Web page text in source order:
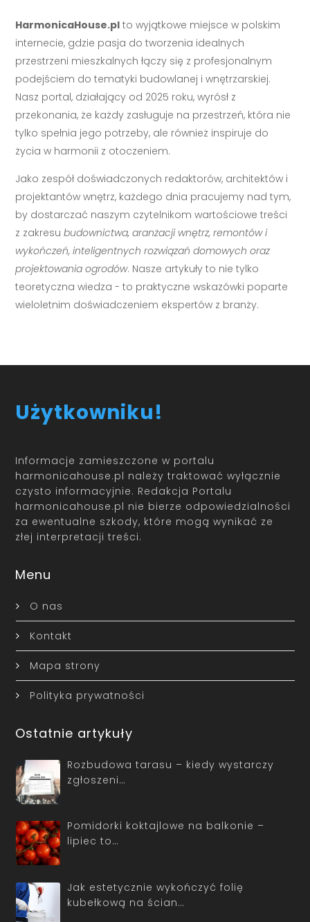
HarmonicaHouse.pl to wyjątkowe miejsce w polskim
internecie, gdzie pasja do tworzenia idealnych
przestrzeni mieszkalnych łączy się z profesjonalnym
podejściem do tematyki budowlanej i wnętrzarskiej.
Nasz portal, działający od 2025 roku, wyrósł z
przekonania, że każdy zasługuje na przestrzeń, która nie
tylko spełnia jego potrzeby, ale również inspiruje do
życia w harmonii z otoczeniem.
Jako zespół doświadczonych redaktorów, architektów i
projektantów wnętrz, każdego dnia pracujemy nad tym,
by dostarczać naszym czytelnikom wartościowe treści
z zakresubudownictwa, aranżacji wnętrz, remontów i
wykończeń, inteligentnych rozwiązań domowych oraz
projektowania ogrodów. Nasze artykuły to nie tylko
teoretyczna wiedza - to praktyczne wskazówki poparte
wieloletnim doświadczeniem ekspertów z branży.
Użytkowniku!
Informacje zamieszczone w portalu
harmonicahouse.pl należy traktować wyłącznie
czysto informacyjnie. Redakcja Portalu
harmonicahouse.pl nie bierze odpowiedzialności
za ewentualne szkody, które mogą wynikać ze
złej interpretacji treści.
Menu
O nas
Kontakt
Mapa strony
Polityka prywatności
Ostatnie artykuły
Rozbudowa tarasu – kiedy wystarczy
zgłoszeni…
Pomidorki koktajlowe na balkonie –
lipiec to…
Jak estetycznie wykończyć folię
kubełkową na ścian…